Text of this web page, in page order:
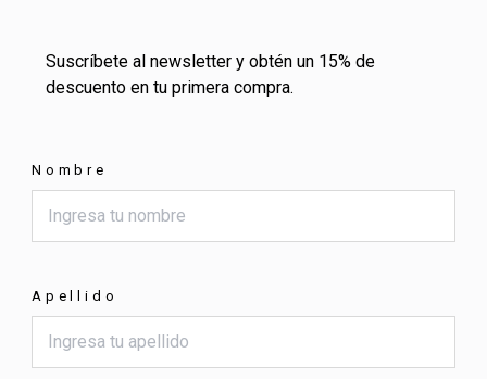
Suscríbete al newsletter y obtén un 15% de
descuento en tu primera compra.
Nombre
Apellido